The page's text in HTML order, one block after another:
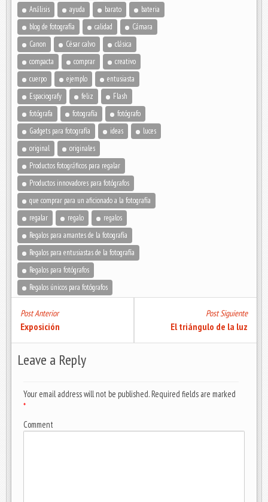
Análisis
ayuda barato
bateria
blog de fotografía
calidad
Cámara
Canon
César calvo
clásica
compacta
comprar
creativo
cuerpo
ejemplo
entusiasta
Espaciografy
feliz
Flash
fotógrafa
fotografía
fotógrafo
Gadgets para fotografía
ideas
luces
original
originales
Productos fotográficos para regalar
Productos innovadores para fotógrafos
que comprar para un aficionado a la fotografía
regalar
regalo
regalos
Regalos para amantes de la fotografía
Regalos para entusiastas de la fotografía
Regalos para fotógrafos
Regalos únicos para fotógrafos
Post Anterior
Exposición
Post Siguiente
El triángulo de la luz
Leave a Reply
Your email address will not be published. Required fields are marked
*
Comment